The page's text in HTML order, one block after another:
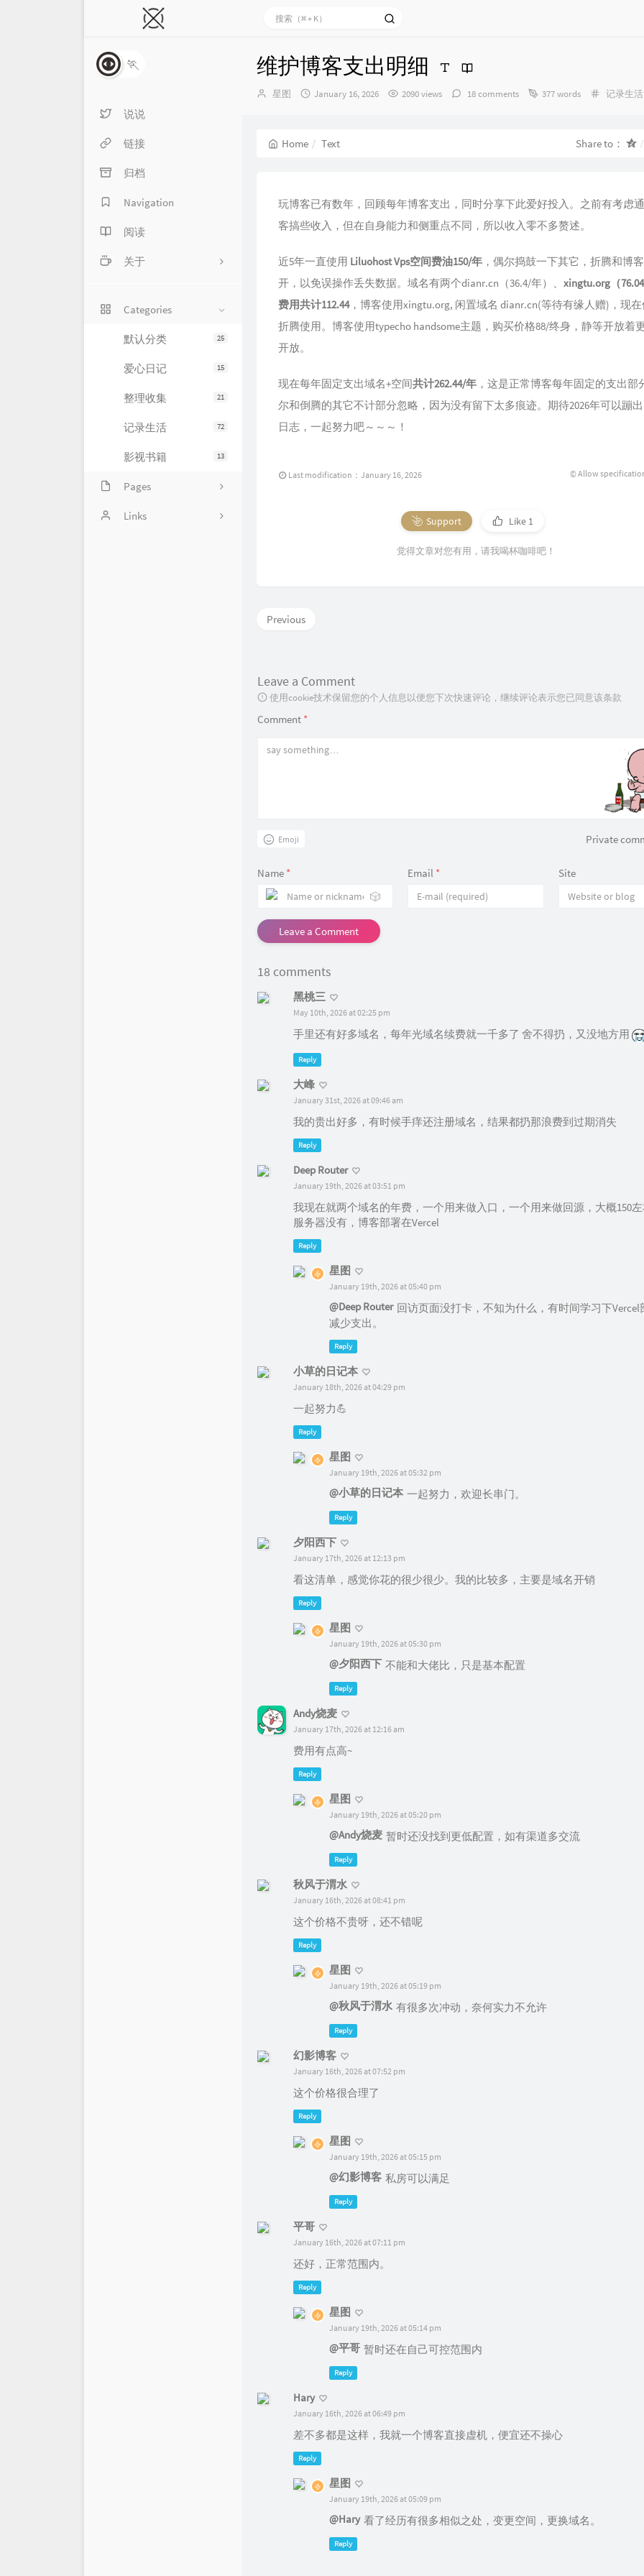
🏃
说说
链接
归档
Navigation
阅读
关于
留言本
Categories
25
默认分类
15
爱心日记
21
整理收集
72
记录生活
13
影视书籍
Pages
画廊Links
维护博客支出明细
Author：
星图
发
January 16, 2026 2090 views 18 comments 377 words 记录生活
Home Text Share to：
玩博客已有数年，回顾每年博客支出，同时分享下此爱好投入。之前有考虑
客搞些收入，但在自身能力和侧重点不同，所以收入零不多赘述。
近5年一直使用 Liluohost Vps空间费油150/年 ，偶尔捣鼓一下其它，折腾和博
开，以免误操作丢失数据。域名有两个dianr.cn（36.4/年）、 xingtu.org（
费用共计112.44，博客使用xingtu.org, 闲置域名 dianr.cn(等待有缘人赠)，现
折腾使用。博客使用typecho handsome主题，购买价格88/终身，静等开放着
开放。
现在每年固定支出域名+空间共计262.44/年 ，这是正常博客每年固定的支出部
尔和倒腾的其它不计部分忽略，因为没有留下太多痕迹。期待2026年可以蹦
日志，一起努力吧～～～！
Last modification：January 16, 2026 © Allow
Support Like 1
觉得文章对您有用，请我喝杯咖啡吧！
Previous
Leave a Comment
使用cookie技术保留您的个人信息以便您下次快速评论，继续评论表示您已同意该条款
Comment *
Emoji Private
Name *
🎲
Email * Site
Leave a Comment
18 comments
黑桃三
May 10th, 2026 at 02:25 pm
手里还有好多域名，每年光域名续费就一千多了 舍不得扔，又没地方用
Reply
大峰
January 31st, 2026 at 09:46 am
我的贵出好多，有时候手痒还注册域名，结果都扔那浪费到过期消失
Reply
Deep Router
January 19th, 2026 at 03:51 pm
我现在就两个域名的年费，一个用来做入口，一个用来做回源，大概150
服务器没有，博客部署在Vercel
Reply
星图
January 19th, 2026 at 05:40 pm
@Deep Router 回访页面没打卡，不知为什么，有时间学习下Vercel
减少支出。
Reply
小草的日记本
January 18th, 2026 at 04:29 pm
一起努力💪
Reply
星图
January 19th, 2026 at 05:32 pm
@小草的日记本 一起努力，欢迎长串门。
Reply
夕阳西下
January 17th, 2026 at 12:13 pm
看这清单，感觉你花的很少很少。我的比较多，主要是域名开销
Reply
星图
January 19th, 2026 at 05:30 pm
@夕阳西下 不能和大佬比，只是基本配置
Reply
Andy烧麦
January 17th, 2026 at 12:16 am
费用有点高~
Reply
星图
January 19th, 2026 at 05:20 pm
@Andy烧麦 暂时还没找到更低配置，如有渠道多交流
Reply
秋风于渭水
January 16th, 2026 at 08:41 pm
这个价格不贵呀，还不错呢
Reply
星图
January 19th, 2026 at 05:19 pm
@秋风于渭水 有很多次冲动，奈何实力不允许
Reply
幻影博客
January 16th, 2026 at 07:52 pm
这个价格很合理了
Reply
星图
January 19th, 2026 at 05:15 pm
@幻影博客 私房可以满足
Reply
平哥
January 16th, 2026 at 07:11 pm
还好，正常范围内。
Reply
星图
January 19th, 2026 at 05:14 pm
@平哥 暂时还在自己可控范围内
Reply
Hary
January 16th, 2026 at 06:49 pm
差不多都是这样，我就一个博客直接虚机，便宜还不操心
Reply
星图
January 19th, 2026 at 05:09 pm
@Hary 看了经历有很多相似之处，变更空间，更换域名。
Reply